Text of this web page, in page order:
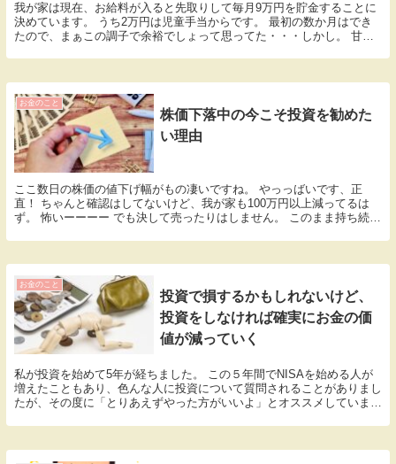
我が家は現在、お給料が入ると先取りして毎月9万円を貯金することに
決めています。 うち2万円は児童手当からです。 最初の数か月はでき
たので、まぁこの調子で余裕でしょって思ってた・・・しかし。 甘か
お金のこと
株価下落中の今こそ投資を勧めた
い理由
ここ数日の株価の値下げ幅がもの凄いですね。 やっっばいです、正
直！ ちゃんと確認はしてないけど、我が家も100万円以上減ってるは
ず。 怖いーーーー でも決して売ったりはしません。 このまま持ち続け
お金のこと
投資で損するかもしれないけど、
投資をしなければ確実にお金の価
値が減っていく
私が投資を始めて5年が経ちました。 この５年間でNISAを始める人が
増えたこともあり、色んな人に投資について質問されることがありまし
たが、その度に「とりあえずやった方がいいよ」とオススメしていまし